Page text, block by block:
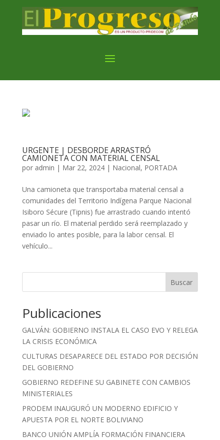
URGENTE | DESBORDE ARRASTRÓ
CAMIONETA CON MATERIAL CENSAL
por admin | Mar 22, 2024| Nacional, PORTADA
Una camioneta que transportaba material censal a
comunidades del Territorio Indígena Parque Nacional
Isiboro Sécure (Tipnis) fue arrastrado cuando intentó
pasar un río. El material perdido será reemplazado y
enviado lo antes posible, para la labor censal. El
vehículo...
Buscar
Publicaciones
GALVÁN: GOBIERNO INSTALA EL CASO EVO Y RELEGA
LA CRISIS ECONÓMICA
CULTURAS DESAPARECE DEL ESTADO POR DECISIÓN
DEL GOBIERNO
GOBIERNO REDEFINE SU GABINETE CON CAMBIOS
MINISTERIALES
PRODEM INAUGURÓ UN MODERNO EDIFICIO Y
APUESTA POR EL NORTE BOLIVIANO
BANCO UNIÓN AMPLÍA FORMACIÓN FINANCIERA